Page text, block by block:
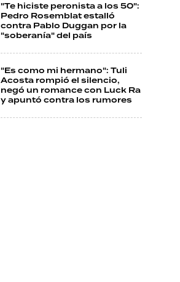
"Te hiciste peronista a los 50":
Pedro Rosemblat estalló
contra Pablo Duggan por la
"soberanía" del país
"Es como mi hermano": Tuli
Acosta rompió el silencio,
negó un romance con Luck Ra
y apuntó contra los rumores